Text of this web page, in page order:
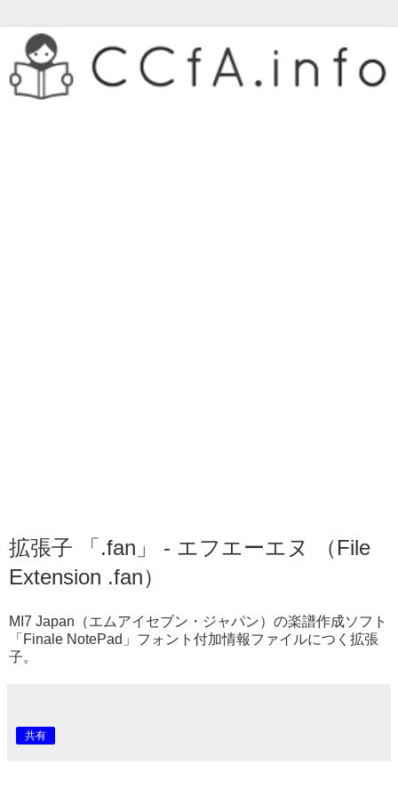
拡張子 「.fan」 - エフエーエヌ （File
Extension .fan）
MI7 Japan（エムアイセブン・ジャパン）の楽譜作成ソフト
「Finale NotePad」フォント付加情報ファイルにつく拡張
子。
共有